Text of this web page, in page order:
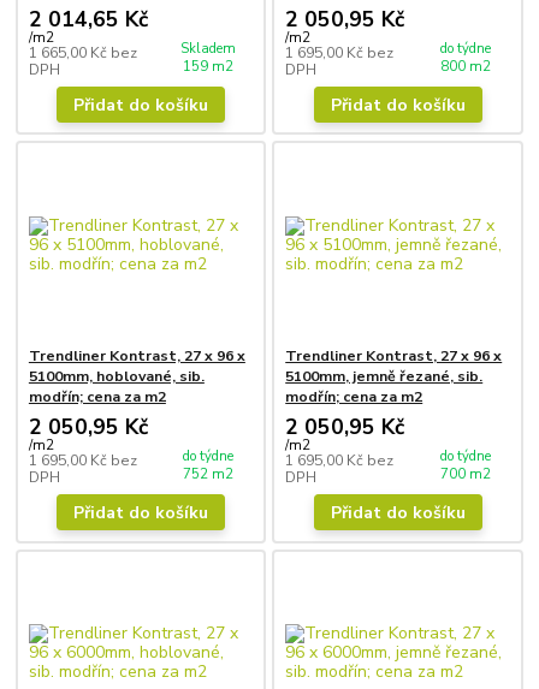
2 014,65 Kč
/m2
1 665,00 Kč bez
DPH
Skladem
159 m2
Přidat do košíku
2 050,95 Kč
/m2
1 695,00 Kč bez
DPH
do týdne
800 m2
Přidat do košíku
Trendliner Kontrast, 27 x 96 x
5100mm, hoblované, sib.
modřín; cena za m2
2 050,95 Kč
/m2
1 695,00 Kč bez
DPH
do týdne
752 m2
Přidat do košíku
Trendliner Kontrast, 27 x 96 x
5100mm, jemně řezané, sib.
modřín; cena za m2
2 050,95 Kč
/m2
1 695,00 Kč bez
DPH
do týdne
700 m2
Přidat do košíku